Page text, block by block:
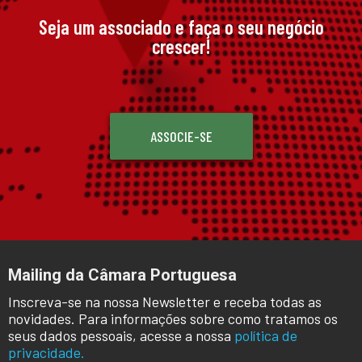
Seja um associado e faça o seu negócio
crescer!
ASSOCIE-SE
Mailing da Câmara Portuguesa
Inscreva-se na nossa Newsletter e receba todas as
novidades. Para informações sobre como tratamos os
seus dados pessoais, acesse a nossa política de
privacidade.